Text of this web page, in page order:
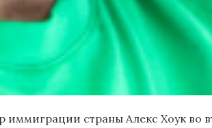
иммиграции страны Алекс Хоук во